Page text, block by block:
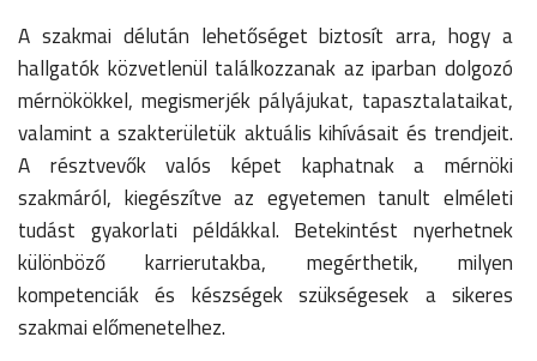
A szakmai délután lehetőséget biztosít arra, hogy a
hallgatók közvetlenül találkozzanak az iparban dolgozó
mérnökökkel, megismerjék pályájukat, tapasztalataikat,
valamint a szakterületük aktuális kihívásait és trendjeit.
A résztvevők valós képet kaphatnak a mérnöki
szakmáról, kiegészítve az egyetemen tanult elméleti
tudást gyakorlati példákkal. Betekintést nyerhetnek
különböző karrierutakba, megérthetik, milyen
kompetenciák és készségek szükségesek a sikeres
szakmai előmenetelhez.